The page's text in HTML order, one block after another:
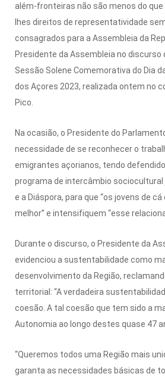
além-fronteiras não são menos do
lhes direitos de representatividade
consagrados para a Assembleia da
Presidente da Assembleia no discurso
Sessão Solene Comemorativa do Dia
dos Açores 2023, realizada ontem no
Pico.
Na ocasião, o Presidente do
necessidade de se reconhecer o
emigrantes açorianos, tendo
programa de intercâmbio sociocultural
e a Diáspora, para que “os jovens de
melhor” e intensifiquem “esse
Durante o discurso, o Presidente da
evidenciou a sustentabilidade como
desenvolvimento da Região,
territorial: “A verdadeira
coesão. A tal coesão que tem sido a
Autonomia ao longo destes quase 47
“Queremos todos uma Região mais
garanta as necessidades básicas de